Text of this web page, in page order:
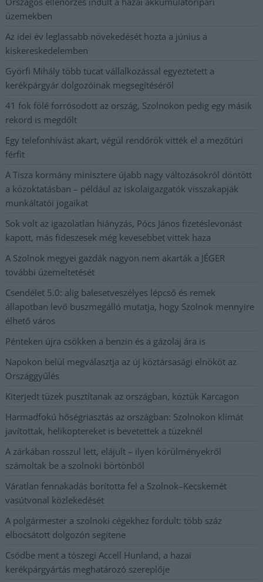
üzemekben
Az idei év leglassabb növekedését hozta a június a
kiskereskedelemben
Györfi Mihály több tucat vállalkozással egyeztetett a
kerékpárgyár dolgozóinak megsegítéséről
41 fok fölé forrósodott az ország, Szolnokon pedig egy másik
rekord is megdőlt
Egy telefonhívást akart, végül rendőrök vitték el a mezőtúri
férfit
A Tisza kormány minisztere újabb nagy változásokról döntött
a közoktatásban – például az iskolaigazgatók visszakapják
munkáltatói jogaikat
Sok volt az igazolatlan hiányzás, Pócs János fizetéslevonást
kapott, más fideszesek még kevesebbet vittek haza
A Szolnok megyei gazdák nagyon nem akarták a JÉGER
további üzemeltetését
Csendélet 5.0: alig balesetveszélyes lépcső és remek
állapotban levő buszmegálló mutatja, hogy Szolnok mennyire
élhető város
Pénteken újra csökken a benzin és a gázolaj ára is
Napokon belül megválasztja az új köztársasági elnököt az
Országgyűlés
Kiterjedt tüzek pusztítanak az országban, köztük Karcagon
Harmadfokú hőségriasztás az országban: Szolnokon klímát
javítottak, helikoptereket is bevetettek a tüzeknél
A zárkában rosszul lett, elájult – ilyen körülményekről
számoltak be a szolnoki börtönből
Váratlan fennakadás borította fel a Szolnok–Kecskemét
vasútvonal közlekedését
A polgármester a szolnoki cégekhez fordult: több száz
elbocsátott dolgozón segítene
Csődbe ment a tószegi Accell Hunland, a hazai
kerékpárgyártás meghatározó szereplője